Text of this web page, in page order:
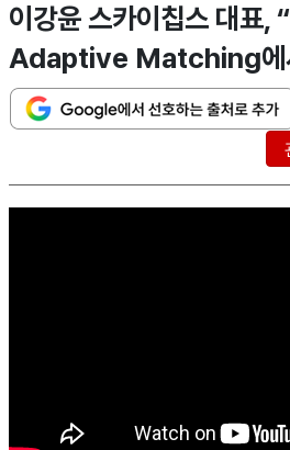
이강윤 스카이칩스 대표,
Adaptive Matching에